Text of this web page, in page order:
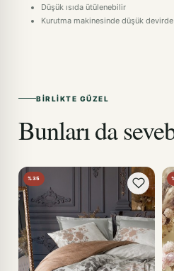
Düşük ısıda ütülenebilir
Kurutma makinesinde düşük
BIRLIKTE GÜZEL
Bunları da
%35